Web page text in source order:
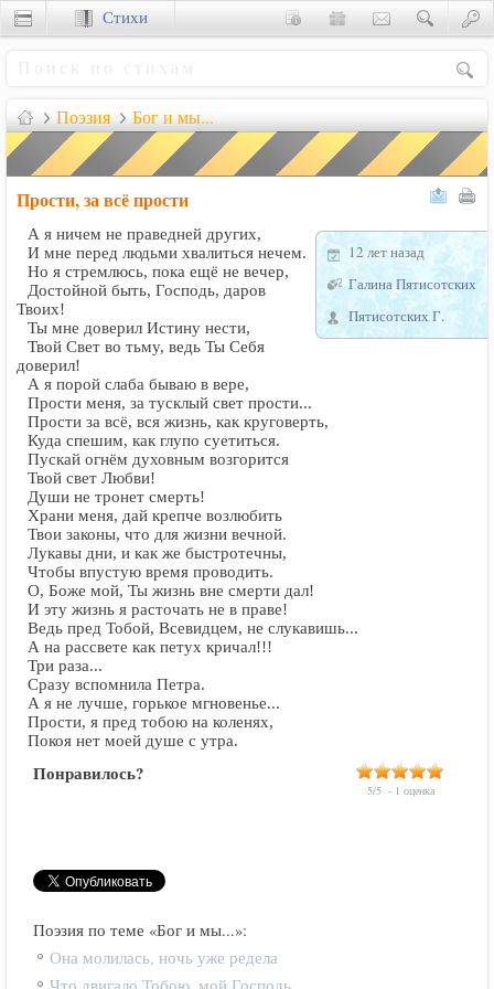
Поэзия Бог и мы...
Прости, за всё прости
12 лет назад
Галина Пятисотских
Пятисотских Г.
А я ничем не праведней других,
И мне перед людьми хвалиться нечем.
Но я стремлюсь, пока ещё не вечер,
Достойной быть, Господь, даров
Твоих!
Ты мне доверил Истину нести,
Твой Свет во тьму, ведь Ты Себя
доверил!
А я порой слаба бываю в вере,
Прости меня, за тусклый свет прости...
Прости за всё, вся жизнь, как круговерть,
Куда спешим, как глупо суетиться.
Пускай огнём духовным возгорится
Твой свет Любви!
Души не тронет смерть!
Храни меня, дай крепче возлюбить
Твои законы, что для жизни вечной.
Лукавы дни, и как же быстротечны,
Чтобы впустую время проводить.
О, Боже мой, Ты жизнь вне смерти дал!
И эту жизнь я расточать не в праве!
Ведь пред Тобой, Всевидцем, не слукавишь...
А на рассвете как петух кричал!!!
Три раза...
Сразу вспомнила Петра.
А я не лучше, горькое мгновенье...
Прости, я пред тобою на коленях,
Покоя нет моей душе с утра.
Понравилось?
5/5- 1 оценка
Поэзия по теме «Бог и мы...»:
Она молилась, ночь уже редела
Что двигало Тобою, мой Господь
Стихи